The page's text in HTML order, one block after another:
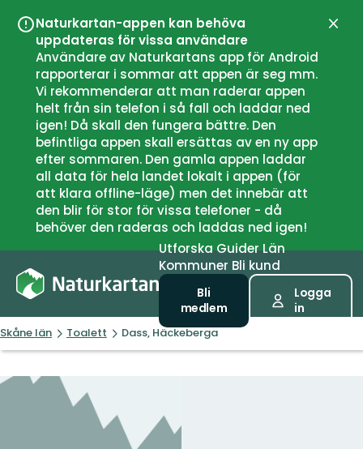
Naturkartan-appen kan behöva
uppdateras för vissa användare
Användare av Naturkartans app för Android
rapporterar i sommar att appen är seg mm.
Vi rekommenderar att man raderar appen
helt från sin telefon i så fall och laddar ned
igen! Då skall den fungera bättre. Den
befintliga appen skall ersättas av en ny app
efter sommaren. Den gamla appen laddar
all data för hela landet lokalt i appen (för
att klara offline-läge) men det innebär att
den blir för stor för vissa telefoner - då
behöver den raderas och laddas ned igen!
UtforskaGuiderLän
Kommuner Bli kund
Bli
medlem
Logga
in
Skåne län Toalett Dass, Häckeberga